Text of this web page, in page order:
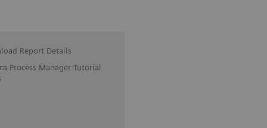
Report Details
Process Manager Tutorial